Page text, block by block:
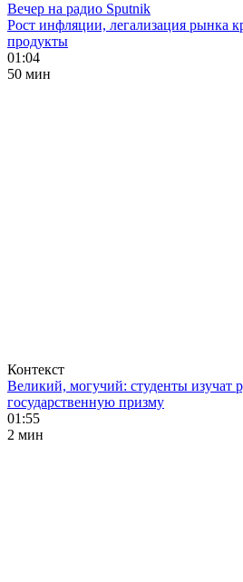
Вечер на радио Sputnik
Рост инфляции, легализация рынка
продукты
01:04
50 мин
Контекст
Великий, могучий: студенты изучат
государственную призму
01:55
2 мин